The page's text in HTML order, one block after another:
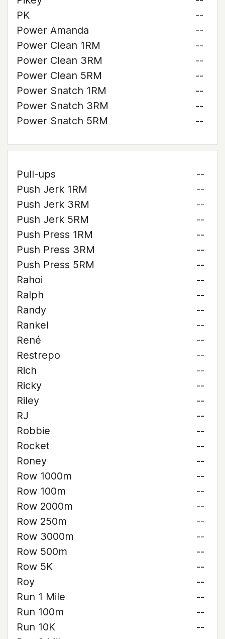
PK
--
Power Amanda
--
Power Clean 1RM
--
Power Clean 3RM
--
Power Clean 5RM
--
Power Snatch 1RM
--
Power Snatch 3RM
--
Power Snatch 5RM
--
Pull-ups
--
Push Jerk 1RM
--
Push Jerk 3RM
--
Push Jerk 5RM
--
Push Press 1RM
--
Push Press 3RM
--
Push Press 5RM
--
Rahoi
--
Ralph
--
Randy
--
Rankel
--
René
--
Restrepo
--
Rich
--
Ricky
--
Riley
--
RJ
--
Robbie
--
Rocket
--
Roney
--
Row 1000m
--
Row 100m
--
Row 2000m
--
Row 250m
--
Row 3000m
--
Row 500m
--
Row 5K
--
Roy
--
Run 1 Mile
--
Run 100m
--
Run 10K
--